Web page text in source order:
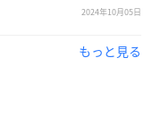
2024年10月05日
もっと見る